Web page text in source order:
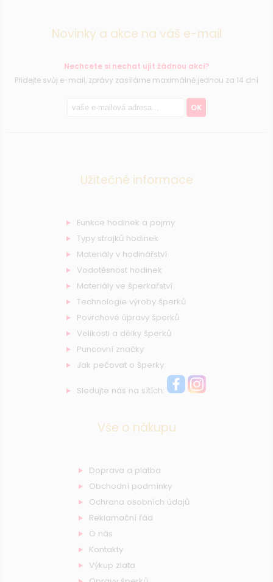
Novinky a akce na váš e-mail
Nechcete si nechat ujít žádnou akci?
Přidejte svůj e-mail, zprávy zasíláme maximálně jednou za 14 dní
OK
Užitečné informace
Funkce hodinek a pojmy
Typy strojků hodinek
Materiály v hodinářství
Vodotěsnost hodinek
Materiály ve šperkařství
Technologie výroby šperků
Povrchové úpravy šperků
Velikosti a délky šperků
Puncovní značky
Jak pečovat o šperky
Sledujte nás na sítích:
Vše o nákupu
Doprava a platba
Obchodní podmínky
Ochrana osobních údajů
Reklamační řád
O nás
Kontakty
Výkup zlata